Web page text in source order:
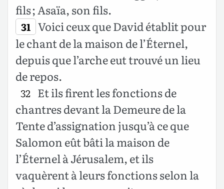
fils ; Asaïa, son fils.
31 Voici ceux que David établit pour
le chant de la maison de l’Éternel,
depuis que l’arche eut trouvé un lieu
de repos.
32 Et ils firent les fonctions de
chantres devant la Demeure de la
Tente d’assignation jusqu’à ce que
Salomon eût bâti la maison de
l’Éternel à Jérusalem, et ils
vaquèrent à leurs fonctions selon la